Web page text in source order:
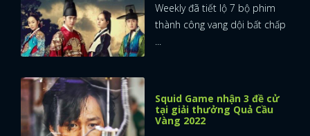
Weekly đã tiết lộ 7 bộ phim
thành công vang dội bất chấp
...
Squid Game nhận 3 đề cử
tại giải thưởng Quả Cầu
Vàng 2022